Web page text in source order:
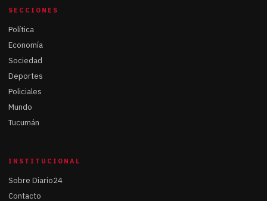
SECCIONES
Política
Economía
Sociedad
Deportes
Policiales
Mundo
Tucumán
INSTITUCIONAL
Sobre Diario24
Contacto